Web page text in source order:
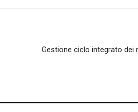
Gestione ciclo integrato dei